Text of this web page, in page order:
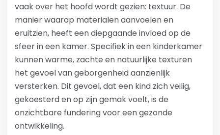
vaak over het hoofd wordt gezien: textuur. De
manier waarop materialen aanvoelen en
eruitzien, heeft een diepgaande invloed op de
sfeer in een kamer. Specifiek in een kinderkamer
kunnen warme, zachte en natuurlijke texturen
het gevoel van geborgenheid aanzienlijk
versterken. Dit gevoel, dat een kind zich veilig,
gekoesterd en op zijn gemak voelt, is de
onzichtbare fundering voor een gezonde
ontwikkeling.